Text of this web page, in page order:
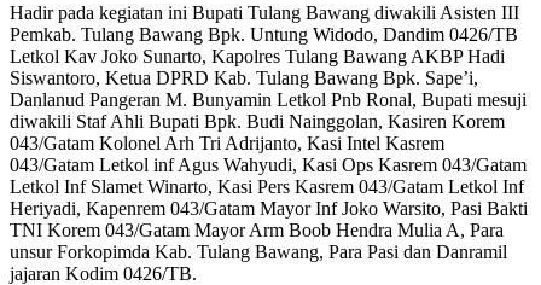
Hadir pada kegiatan ini Bupati Tulang Bawang diwakili Asisten III
Pemkab. Tulang Bawang Bpk. Untung Widodo, Dandim 0426/TB
Letkol Kav Joko Sunarto, Kapolres Tulang Bawang AKBP Hadi
Siswantoro, Ketua DPRD Kab. Tulang Bawang Bpk. Sape’i,
Danlanud Pangeran M. Bunyamin Letkol Pnb Ronal, Bupati mesuji
diwakili Staf Ahli Bupati Bpk. Budi Nainggolan, Kasiren Korem
043/Gatam Kolonel Arh Tri Adrijanto, Kasi Intel Kasrem
043/Gatam Letkol inf Agus Wahyudi, Kasi Ops Kasrem 043/Gatam
Letkol Inf Slamet Winarto, Kasi Pers Kasrem 043/Gatam Letkol Inf
Heriyadi, Kapenrem 043/Gatam Mayor Inf Joko Warsito, Pasi Bakti
TNI Korem 043/Gatam Mayor Arm Boob Hendra Mulia A, Para
unsur Forkopimda Kab. Tulang Bawang, Para Pasi dan Danramil
jajaran Kodim 0426/TB.